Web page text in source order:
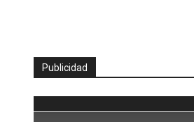
Publicidad